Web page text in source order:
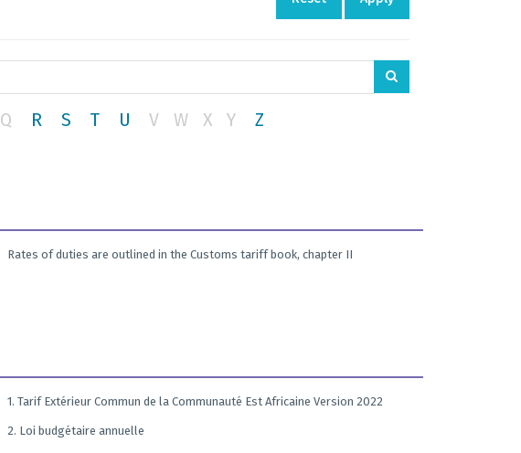
Q R S T U V W X Y Z
Rates of duties are outlined in the Customs tariff book, chapter II
1. Tarif Extérieur Commun de la Communauté Est Africaine Version 2022
2. Loi budgétaire annuelle